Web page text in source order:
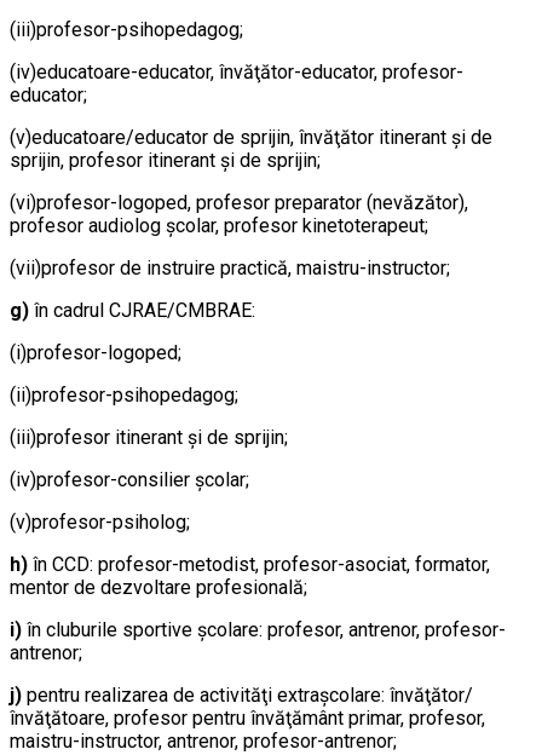
(iii)profesor-psihopedagog;
(iv)educatoare-educator, învăţător-educator, profesor-
educator;
(v)educatoare/educator de sprijin, învăţător itinerant şi de
sprijin, profesor itinerant şi de sprijin;
(vi)profesor-logoped, profesor preparator (nevăzător),
profesor audiolog şcolar, profesor kinetoterapeut;
(vii)profesor de instruire practică, maistru-instructor;
g) în cadrul CJRAE/CMBRAE:
(i)profesor-logoped;
(ii)profesor-psihopedagog;
(iii)profesor itinerant şi de sprijin;
(iv)profesor-consilier şcolar;
(v)profesor-psiholog;
h) în CCD: profesor-metodist, profesor-asociat, formator,
mentor de dezvoltare profesională;
i) în cluburile sportive şcolare: profesor, antrenor, profesor-
antrenor;
j) pentru realizarea de activităţi extraşcolare: învăţător/
învăţătoare, profesor pentru învăţământ primar, profesor,
maistru-instructor, antrenor, profesor-antrenor;